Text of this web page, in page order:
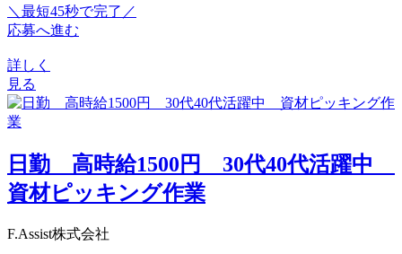
＼最短45秒で完了／
応募へ進む
詳しく
見る
日勤 高時給1500円 30代40代活躍中
資材ピッキング作業
F.Assist株式会社